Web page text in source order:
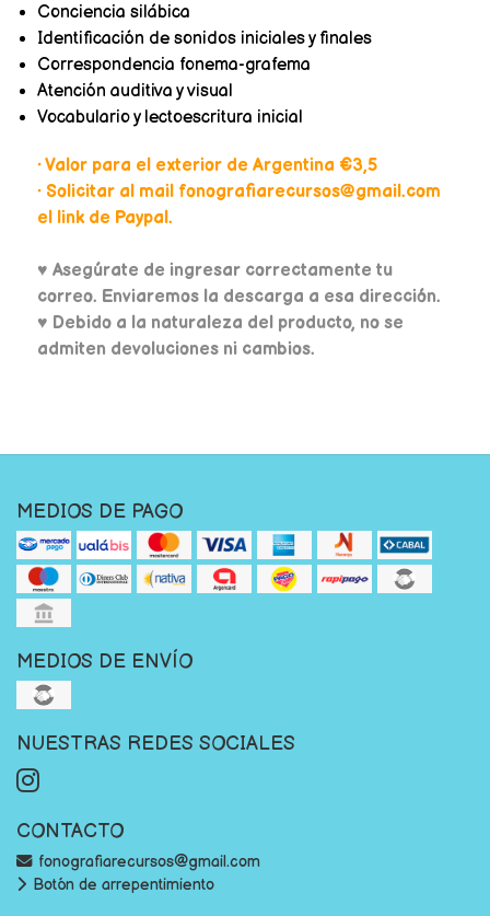
Conciencia silábica
Identificación de sonidos iniciales y finales
Correspondencia fonema-grafema
Atención auditiva y visual
Vocabulario y lectoescritura inicial
• Valor para el exterior de Argentina €3,5
• Solicitar al mail fonografiarecursos@gmail.com
el link de Paypal.
♥ Asegúrate de ingresar correctamente tu
correo. Enviaremos la descarga a esa dirección.
♥ Debido a la naturaleza del producto, no se
admiten devoluciones ni cambios.
MEDIOS DE PAGO
MEDIOS DE ENVÍO
NUESTRAS REDES SOCIALES
CONTACTO
fonografiarecursos@gmail.com
Botón de arrepentimiento